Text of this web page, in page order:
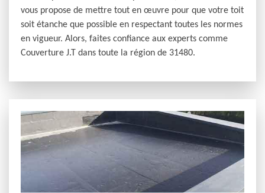
vous propose de mettre tout en œuvre pour que votre toit
soit étanche que possible en respectant toutes les normes
en vigueur. Alors, faites confiance aux experts comme
Couverture J.T dans toute la région de 31480.